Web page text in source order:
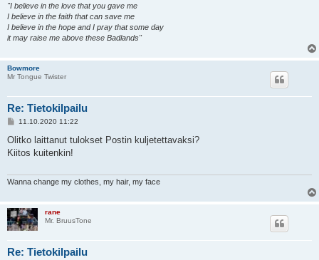
"I believe in the love that you gave me
I believe in the faith that can save me
I believe in the hope and I pray that some day
it may raise me above these Badlands"
Bowmore
Mr Tongue Twister
Re: Tietokilpailu
V
e
t
11.10.2020 11:22
Olitko laittanut tulokset Postin kuljetettavaksi?
Kiitos kuitenkin!
Wanna change my clothes, my hair, my face
rane
Mr. BruusTone
Re: Tietokilpailu